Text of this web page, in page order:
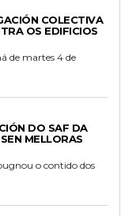
COLECTIVA
OS EDIFICIOS
de martes 4 de
DO SAF DA
MELLORAS
o contido dos